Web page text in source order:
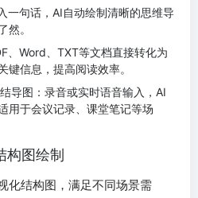
一句话，AI自动绘制清晰的思维导
然。
、Word、TXT等文档直接转化为
键信息，提高阅读效率。
导图：录音或实时语音输入，AI
用于会议记录、课堂笔记等场
图绘制
化结构图，满足不同场景需